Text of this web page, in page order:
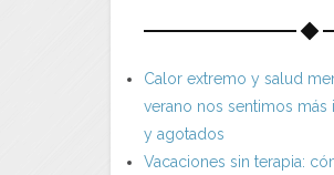
Calor extremo y salud
verano nos sentimos más
y agotados
Vacaciones sin terapia: